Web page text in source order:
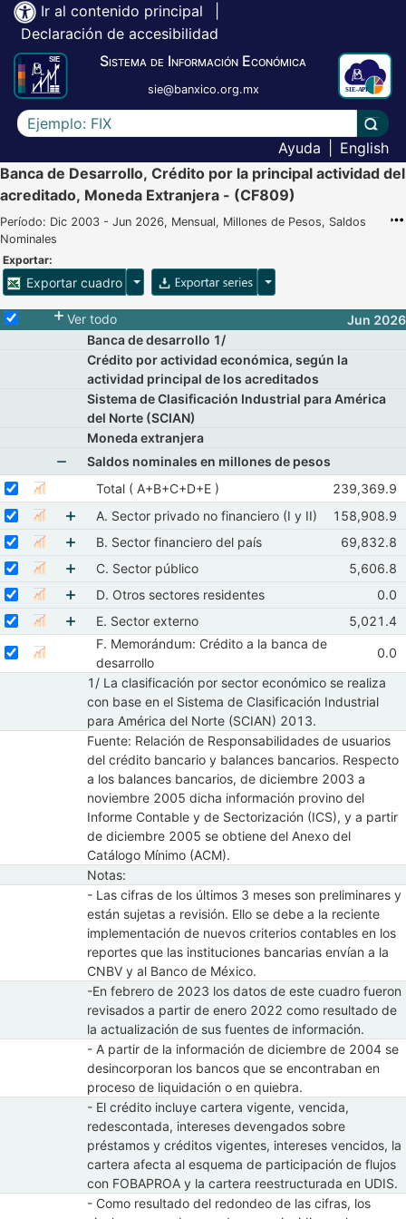
Ir al contenido principal
Declaración de accesibilidad
Sistema de Información Económica
sie@banxico.org.mx
Escriba el texto a buscar
Ayuda
English
Banca de Desarrollo, Crédito por la principal actividad del
acreditado, Moneda Extranjera - (CF809)
Período: Dic 2003 - Jun 2026, Mensual, Millones de Pesos, Saldos
Nominales
Exportar:
Exportar cuadro Opciones para exportar cuadroOpciones para exportar
Selecciona o desmarca todas las series
Ver todo
Jun 2026
Banca de desarrollo 1/
Crédito por actividad económica, según la
actividad principal de los acreditados
Sistema de Clasificación Industrial para América
del Norte (SCIAN)
Moneda extranjera
Mostrar elementos de Saldos nominales en
Saldos nominales en millones de pesos
Seleccione sus series
Seleccionar serie Total ( A+B+C+D+E )Mostrar gráfica de la serie Total ( A+B+C+D+E )
Total ( A+B+C+D+E ) Abr 2026
239,369.9
Seleccione sus series
Seleccionar serie A. Sector privado no financiero (I y II)
Mostrar gráfica de la serie A. Sector privado no financiero (I
Mostrar elementos de A. Sector privado no
A. Sector privado no financiero (I y II) Abr 2026
158,908.9
Seleccione sus series
Seleccionar serie B. Sector financiero del paísMostrar gráfica de la serie B. Sector financiero del país
Mostrar elementos de B. Sector financiero del
B. Sector financiero del país Abr 2026
69,832.8
Seleccione sus series
Seleccionar serie C. Sector públicoMostrar gráfica de la serie C. Sector público
Mostrar elementos de C. Sector público
C. Sector público Abr
5,606.8
Seleccione sus series
Seleccionar serie D. Otros sectores residentesMostrar gráfica de la serie D. Otros sectores residentes
Mostrar elementos de D. Otros sectores
D. Otros sectores residentes Abr
0.0
Seleccione sus series
Seleccionar serie E. Sector externoMostrar gráfica de la serie E. Sector externo
Mostrar elementos de E. Sector externo
E. Sector externo Abr
5,021.4
Seleccione sus series
Seleccionar serie F. Memorándum: Crédito a la banca de desarrollo
Mostrar gráfica de la serie F. Memorándum: Crédito
F. Memorándum: Crédito a la banca de
desarrollo
Abr
0.0
1/ La clasificación por sector económico se realiza
con base en el Sistema de Clasificación Industrial
para América del Norte (SCIAN) 2013.
Fuente: Relación de Responsabilidades de usuarios
del crédito bancario y balances bancarios. Respecto
a los balances bancarios, de diciembre 2003 a
noviembre 2005 dicha información provino del
Informe Contable y de Sectorización (ICS), y a partir
de diciembre 2005 se obtiene del Anexo del
Catálogo Mínimo (ACM).
Notas:
- Las cifras de los últimos 3 meses son preliminares y
están sujetas a revisión. Ello se debe a la reciente
implementación de nuevos criterios contables en los
reportes que las instituciones bancarias envían a la
CNBV y al Banco de México.
-En febrero de 2023 los datos de este cuadro fueron
revisados a partir de enero 2022 como resultado de
la actualización de sus fuentes de información.
- A partir de la información de diciembre de 2004 se
desincorporan los bancos que se encontraban en
proceso de liquidación o en quiebra.
- El crédito incluye cartera vigente, vencida,
redescontada, intereses devengados sobre
préstamos y créditos vigentes, intereses vencidos, la
cartera afecta al esquema de participación de flujos
con FOBAPROA y la cartera reestructurada en UDIS.
- Como resultado del redondeo de las cifras, los